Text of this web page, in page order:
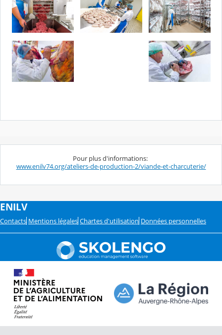
Pour plus d'informations:
www.enilv74.org/ateliers-de-production-2/viande-et-charcuterie/
ENILV
Contacts Mentions légales Chartes d'utilisation Données personnelles